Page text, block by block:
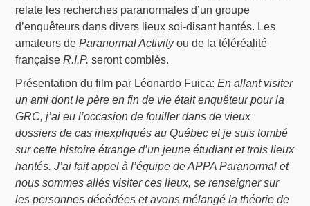
relate les recherches paranormales d’un groupe
d’enquêteurs dans divers lieux soi-disant hantés. Les
amateurs deParanormal Activityou de la téléréalité
françaiseR.I.P. seront comblés.
Présentation du film par Léonardo Fuica:En allant visiter
un ami dont le père en fin de vie était enquêteur pour la
GRC, j’ai eu l’occasion de fouiller dans de vieux
dossiers de cas inexpliqués au Québec et je suis tombé
sur cette histoire étrange d’un jeune étudiant et trois lieux
hantés. J’ai fait appel à l’équipe de APPA Paranormal et
nous sommes allés visiter ces lieux, se renseigner sur
les personnes décédées et avons mélangé la théorie de